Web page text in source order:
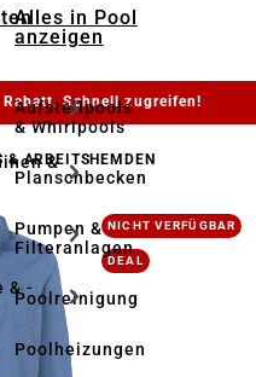
&
& -
Alles in Pool
anzeigen
Aufstellpools
& Whirlpools
Planschbecken
Pumpen &
Filteranlagen
Poolreinigung
Poolheizungen
Schnell zugreifen!
& ARBEITSHEMDEN
NICHT VERFÜGBAR
DEAL